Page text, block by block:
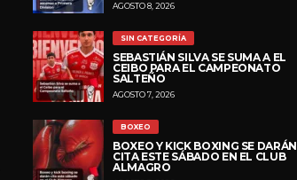
AGOSTO 8, 2026
SIN CATEGORÍA
SEBASTIÁN SILVA SE SUMA A EL
CEIBO PARA EL CAMPEONATO
SALTEÑO
AGOSTO 7, 2026
BOXEO
BOXEO Y KICK BOXING SE DARÁN
CITA ESTE SÁBADO EN EL CLUB
ALMAGRO